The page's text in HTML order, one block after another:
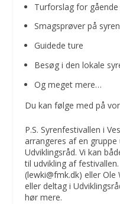
Turforslag for
Smagsprøver på
Guidede ture
Besøg i den lokale
Og meget mere…
Du kan følge med på
P.S. Syrenfestivallen i
arrangeres af en
Udviklingsråd. Vi kan
til udvikling af
(lewki@fmk.dk) eller Ole
eller deltag i
hør mere.